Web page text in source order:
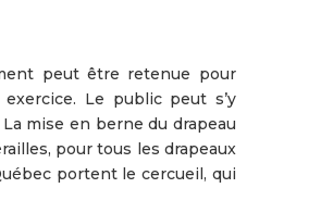
peut être retenue pour
Le public peut s’y
mise en berne du drapeau
pour tous les drapeaux
portent le cercueil, qui